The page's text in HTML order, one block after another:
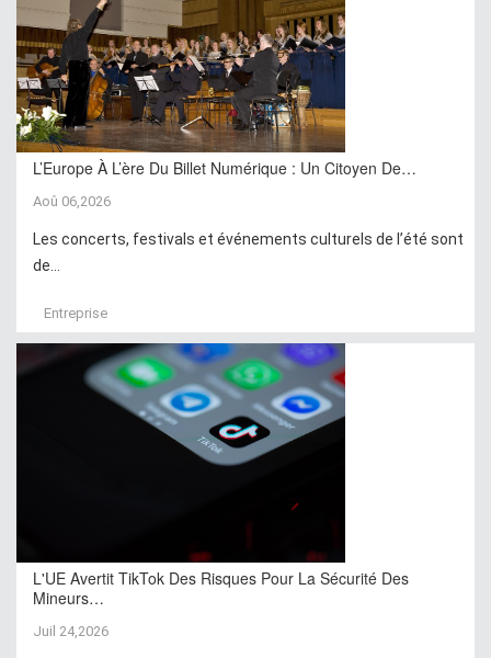
L’Europe À L’ère Du Billet Numérique : Un Citoyen De…
Aoû 06,2026
Les concerts, festivals et événements culturels de l’été sont
de...
Entreprise
L'UE Avertit TikTok Des Risques Pour La Sécurité Des
Mineurs…
Juil 24,2026